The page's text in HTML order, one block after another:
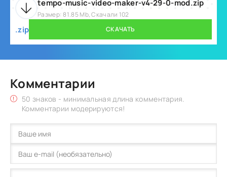
tempo-music-video-maker-v4-29-0-mod.zip
Размер: 81.85 Mb, Скачали 102
.zip СКАЧАТЬ
Комментарии
50 знаков - минимальная длина комментария.
Комментарии модерируются!